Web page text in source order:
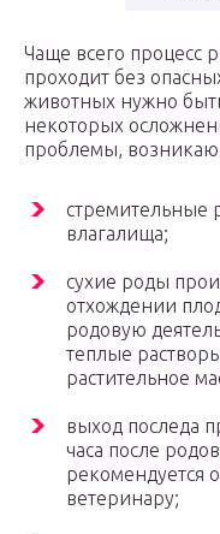
Чаще всего процесс
проходит без
животных нужно
некоторых
проблемы,
стремительные
влагалища;
сухие роды
отхождении
родовую
теплые
растительное
выход последа
часа после
рекомендуется
ветеринару;